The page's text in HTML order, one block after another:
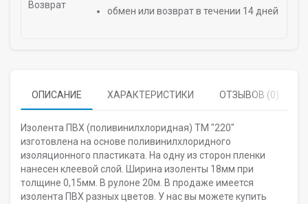
обмен или возврат в течении 14 дней
ОПИСАНИЕ ХАРАКТЕРИСТИКИ ОТЗЫВОВ (0)
Изолента ПВХ (поливинилхлоридная) ТМ "220"
изготовлена на основе поливинилхлоридного
изоляционного пластиката. На одну из сторон пленки
нанесен клеевой слой. Ширина изоленты 18мм при
толщине 0,15мм. В рулоне 20м. В продаже имеется
изолента ПВХ разных цветов. У нас вы можете купить